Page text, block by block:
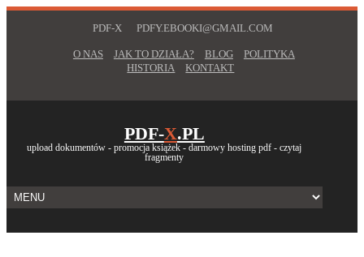
PDF-X PDFY.EBOOKI@GMAIL.COM
O NAS JAK TO DZIAŁA? BLOG
POLITYKA
HISTORIA
KONTAKT
PDF-X.PL
upload dokumentów - promocja książek - darmowy hosting pdf - czytaj
fragmenty